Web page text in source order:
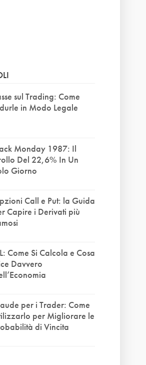
sul Trading: Come
in Modo Legale
Monday 1987: Il
Del 22,6% In Un
Giorno
Call e Put: la Guida
Capire i Derivati più
Come Si Calcola e Cosa
Davvero
per i Trader: Come
per Migliorare le
di Vincita